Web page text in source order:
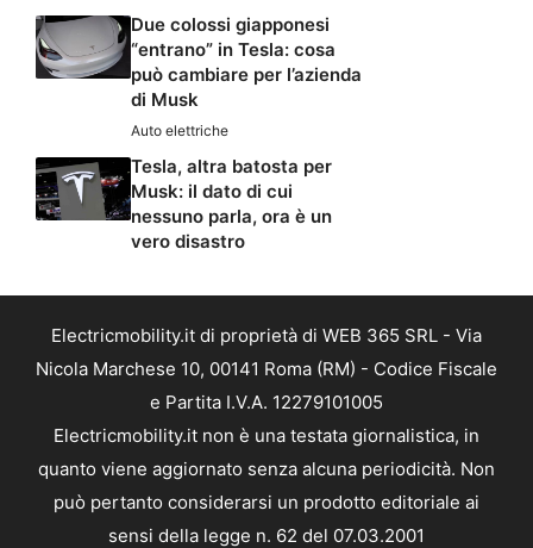
Due colossi giapponesi
“entrano” in Tesla: cosa
può cambiare per l’azienda
di Musk
Auto elettriche
Tesla, altra batosta per
Musk: il dato di cui
nessuno parla, ora è un
vero disastro
Electricmobility.it di proprietà di WEB 365 SRL - Via
Nicola Marchese 10, 00141 Roma (RM) - Codice Fiscale
e Partita I.V.A. 12279101005
Electricmobility.it non è una testata giornalistica, in
quanto viene aggiornato senza alcuna periodicità. Non
può pertanto considerarsi un prodotto editoriale ai
sensi della legge n. 62 del 07.03.2001